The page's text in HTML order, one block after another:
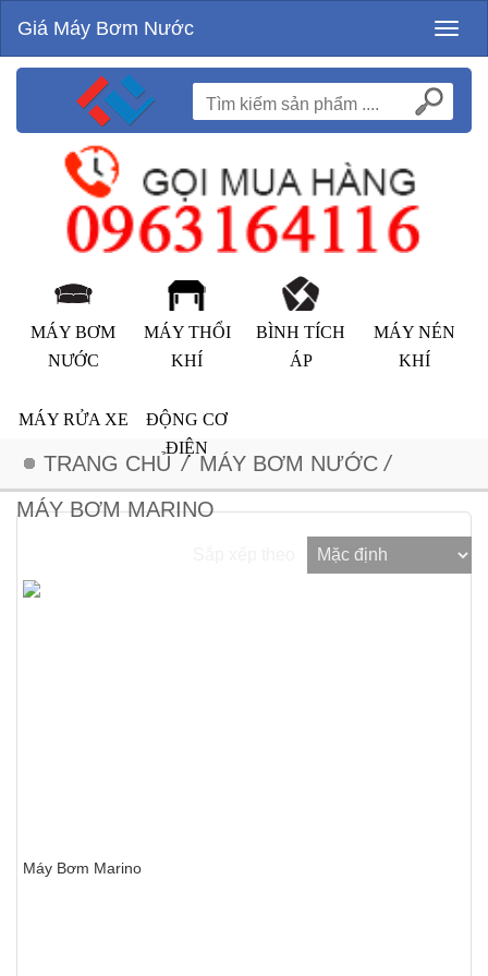
Giá Máy Bơm Nước
MÁY BƠM
NƯỚC
MÁY THỔI
KHÍ
BÌNH TÍCH
ÁP
MÁY NÉN
KHÍ
MÁY RỬA XE
ĐỘNG CƠ
ĐIỆN
TRANG CHỦ / MÁY BƠM NƯỚC /
MÁY BƠM MARINO
Máy Bơm Marino